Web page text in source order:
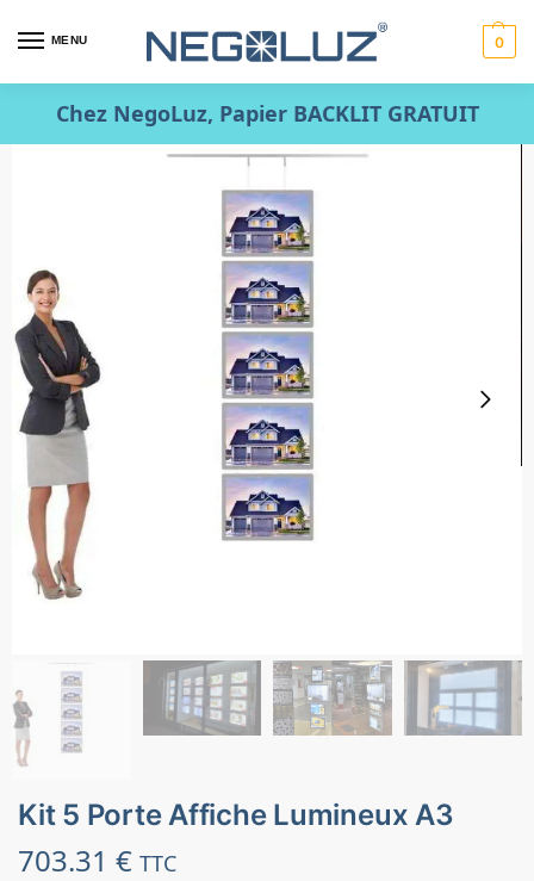
MENU 0
Chez NegoLuz, Papier BACKLIT GRATUIT
Kit 5 Porte Affiche Lumineux A3
703.31 € TTC